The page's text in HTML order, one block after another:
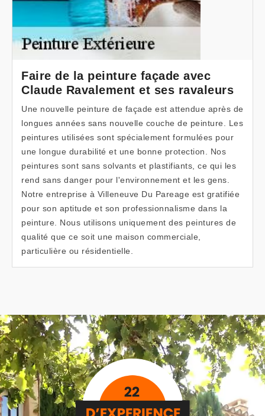
Faire de la peinture façade avec
Claude Ravalement et ses ravaleurs
Une nouvelle peinture de façade est attendue après de
longues années sans nouvelle couche de peinture. Les
peintures utilisées sont spécialement formulées pour
une longue durabilité et une bonne protection. Nos
peintures sont sans solvants et plastifiants, ce qui les
rend sans danger pour l'environnement et les gens.
Notre entreprise à Villeneuve Du Pareage est gratifiée
pour son aptitude et son professionnalisme dans la
peinture. Nous utilisons uniquement des peintures de
qualité que ce soit une maison commerciale,
particulière ou résidentielle.